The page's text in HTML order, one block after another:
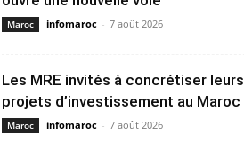
Maroc infomaroc - 7 août 2026
Les MRE invités à concrétiser leurs
projets d’investissement au Maroc
Maroc infomaroc - 7 août 2026